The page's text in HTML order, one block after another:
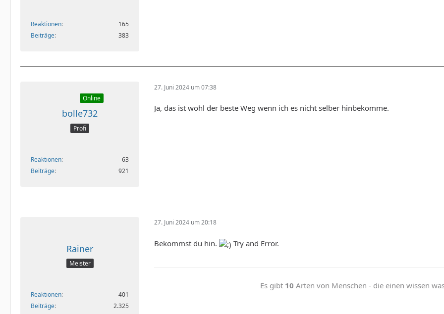
Reaktionen
165
Beiträge
383
Online
bolle732
Profi
Reaktionen
63
Beiträge
921
27. Juni 2024 um 07:38
Ja, das ist wohl der beste Weg wenn ich es nicht selber hinbekomme.
Rainer
Meister
Reaktionen
401
Beiträge
2.325
27. Juni 2024 um 20:18
Bekommst du hin. Try and Error.
Es gibt 10 Arten von Menschen - die einen wissen